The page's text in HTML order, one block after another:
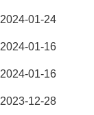
2024-01-24
2024-01-16
2024-01-16
2023-12-28